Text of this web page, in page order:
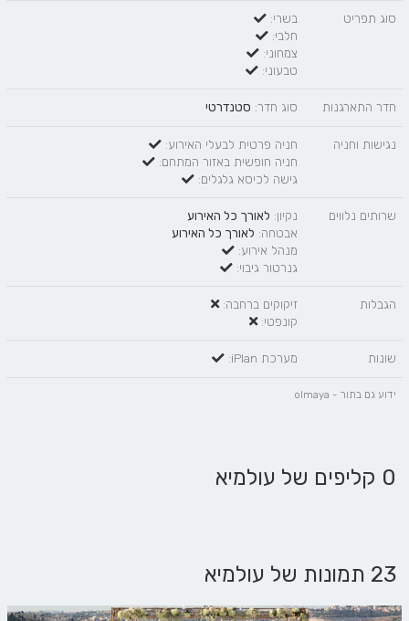
סוג תפריט
בשרי:
חלבי:
צמחוני:
טבעוני:
חדר התארגנות סוג חדר: סטנדרטי
נגישות וחניה
חניה פרטית לבעלי האירוע:
חניה חופשית באזור המתחם:
גישה לכיסא גלגלים:
שרותים נלווים נקיון: לאורך כל האירוע
אבטחה: לאורך כל האירוע
מנהל אירוע:
גנרטור גיבוי:
הגבלות
זיקוקים ברחבה:
קונפטי:
שונות מערכת iPlan:
ידוע גם בתור - olmaya
0 קליפים של עולמיא
23 תמונות של עולמיא